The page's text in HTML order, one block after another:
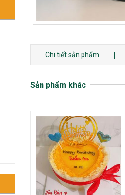
Chi tiết sản phẩm
Sản phẩm khác